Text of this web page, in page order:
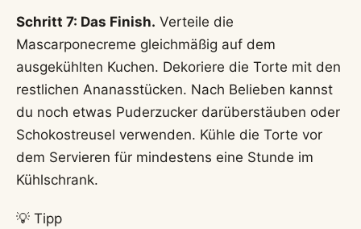
Schritt 7: Das Finish. Verteile die
Mascarponecreme gleichmäßig auf dem
ausgekühlten Kuchen. Dekoriere die Torte mit den
restlichen Ananasstücken. Nach Belieben kannst
du noch etwas Puderzucker darüberstäuben oder
Schokostreusel verwenden. Kühle die Torte vor
dem Servieren für mindestens eine Stunde im
Kühlschrank.
💡 Tipp